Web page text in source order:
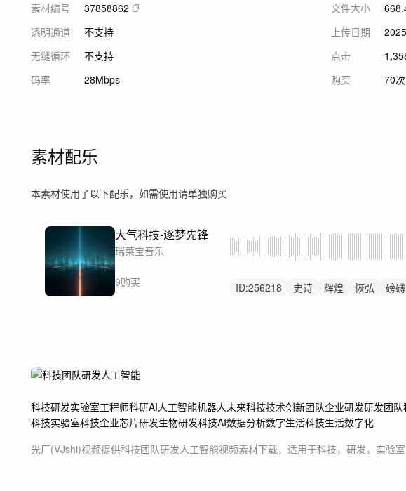
素材编号
37858862
透明通道
不支持
无缝循环
不支持
码率
28Mbps
文件大小
上传日期
点击
购买
70次
素材配乐
本素材使用了以下配乐，如需使用请单独购买
大气科技-逐梦先锋
瑞莱宝音乐
9购买 ID:256218 史诗 辉煌 恢弘
磅礴
科技研发实验室工程师科研AI人工智能机器人未来科技技术创新团队企业研发研发团队
科技实验室科技企业芯片研发生物研发科技AI数据分析数字生活科技生活数字化
光厂(VJshi)视频提供科技团队研发人工智能视频素材下载，适用于科技，研发，实验